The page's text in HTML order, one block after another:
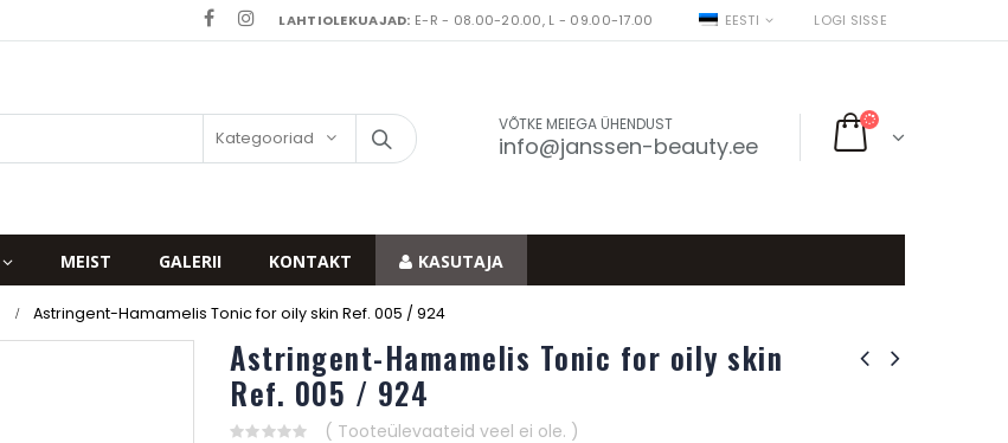
LAHTIOLEKUAJAD: E-R - 08.00-20.00, L - 09.00-17.00 EESTI LOGI SISSE
Kategooriad
VÕTKE MEIEGA ÜHENDUST
info@janssen-beauty.ee
MEIST GALERII KONTAKT KASUTAJA
Astringent-Hamamelis Tonic for oily skin Ref. 005 / 924
Astringent-Hamamelis Tonic for oily skin
Ref. 005 / 924
( Tooteülevaateid veel ei ole. )